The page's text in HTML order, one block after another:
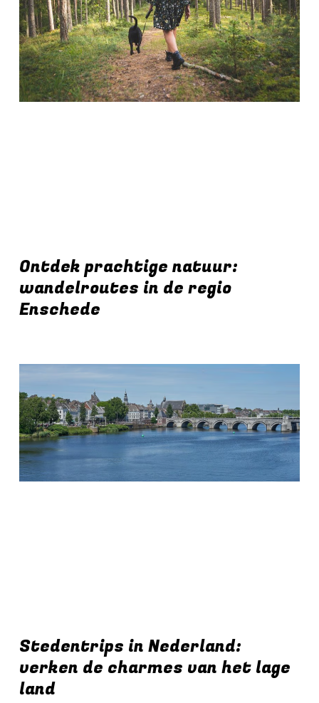
Ontdek prachtige natuur:
wandelroutes in de regio
Enschede
Stedentrips in Nederland:
verken de charmes van het lage
land